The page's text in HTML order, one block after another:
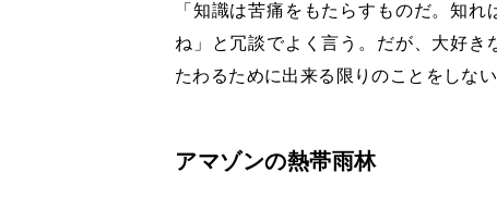
「知識は苦痛をもたらすものだ。知
ね」と冗談でよく言う。だが、大好
たわるために出来る限りのことをしな
アマゾンの熱帯雨林